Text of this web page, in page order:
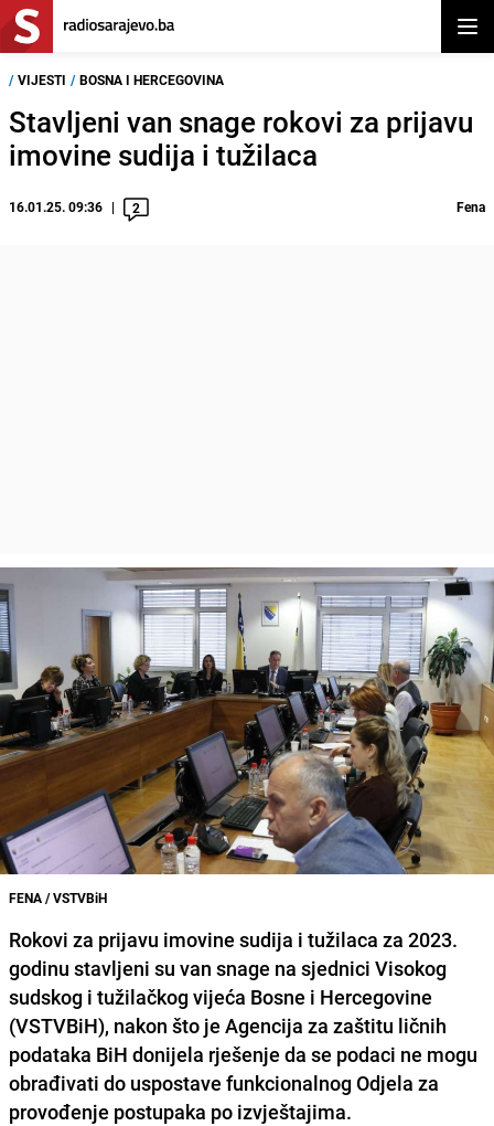
/ VIJESTI / BOSNA I HERCEGOVINA
Stavljeni van snage rokovi za prijavu
imovine sudija i tužilaca
16.01.25. 09:36 2 Fena
FENA / VSTVBiH
Rokovi za prijavu imovine sudija i tužilaca za 2023.
godinu stavljeni su van snage na sjednici Visokog
sudskog i tužilačkog vijeća Bosne i Hercegovine
(VSTVBiH), nakon što je Agencija za zaštitu ličnih
podataka BiH donijela rješenje da se podaci ne mogu
obrađivati do uspostave funkcionalnog Odjela za
provođenje postupaka po izvještajima.